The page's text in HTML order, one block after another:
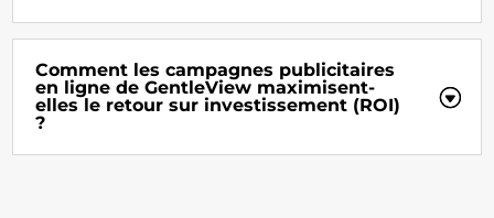
Comment les campagnes publicitaires
en ligne de GentleView maximisent-
elles le retour sur investissement (ROI)
?